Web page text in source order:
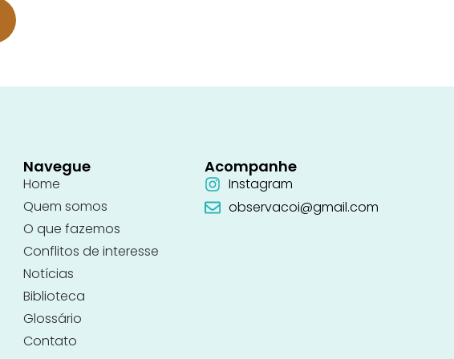
Navegue
Home
Quem somos
O que fazemos
Conflitos de interesse
Notícias
Biblioteca
Glossário
Contato
Acompanhe
Instagram
observacoi@gmail.com